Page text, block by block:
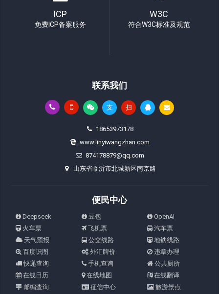
ICP
免费ICP备案服务
W3C
符合W3C标准及规范
联系我们
支 扫
18653973178
www.linyiwangzhan.com
874178879@qq.com
山东省临沂市北城新区南京路
便民中心
Deepseek 豆包
OpenAI
火车票
飞机票
汽车票
天气预报
公交线路
地铁线路
百度识图
外汇牌价
违章办理
快递查询
手机查询
公共厕所
在线日历
在线地图
在线翻译
邮编查询
征信中心
旅游景点